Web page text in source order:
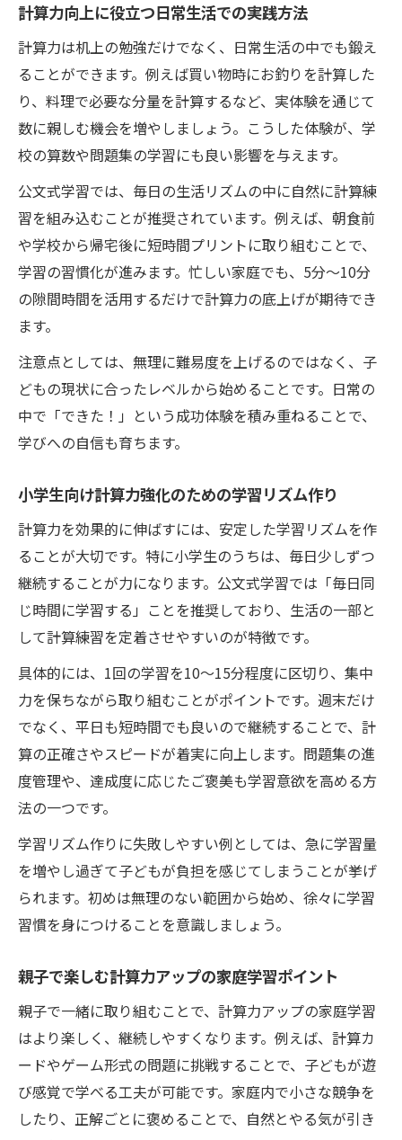
算数の応用力につながる基礎計算力の重要
性
楽しみながら計算力を鍛える学習アイデア
計算ミスを減らすための具体的な取り組み
方
苦手克服に役立つ計算力強化の工夫
計算力が苦手な小学生への効果的な指導法
つまずきを防ぐための計算力対策ポイント
苦手意識をなくす小学生計算力アップ術
反復練習で計算力の苦手を乗り越える方法
繰り返し学習で定着する計算力の極意
計算力定着に不可欠な繰り返し学習のポイ
ント
小学生の計算力を高める反復練習の効果
由
計算力アップを叶える家庭学習の習慣化方
法
計算ミスを減らすための繰り返しトレーニ
ング
計算力向上に役立つ日常生活での実践方法
計算力は机上の勉強だけでなく、日常生活の中でも鍛え
ることができます。例えば買い物時にお釣りを計算した
り、料理で必要な分量を計算するなど、実体験を通じて
数に親しむ機会を増やしましょう。こうした体験が、学
校の算数や問題集の学習にも良い影響を与えます。
公文式学習では、毎日の生活リズムの中に自然に計算練
習を組み込むことが推奨されています。例えば、朝食前
や学校から帰宅後に短時間プリントに取り組むことで、
学習の習慣化が進みます。忙しい家庭でも、5分〜10分
の隙間時間を活用するだけで計算力の底上げが期待でき
ます。
注意点としては、無理に難易度を上げるのではなく、子
どもの現状に合ったレベルから始めることです。日常の
中で「できた！」という成功体験を積み重ねることで、
学びへの自信も育ちます。
小学生向け計算力強化のための学習リズム作り
計算力を効果的に伸ばすには、安定した学習リズムを作
ることが大切です。特に小学生のうちは、毎日少しずつ
継続することが力になります。公文式学習では「毎日同
じ時間に学習する」ことを推奨しており、生活の一部と
して計算練習を定着させやすいのが特徴です。
具体的には、1回の学習を10〜15分程度に区切り、集中
力を保ちながら取り組むことがポイントです。週末だけ
でなく、平日も短時間でも良いので継続することで、計
算の正確さやスピードが着実に向上します。問題集の進
度管理や、達成度に応じたご褒美も学習意欲を高める方
法の一つです。
学習リズム作りに失敗しやすい例としては、急に学習量
を増やし過ぎて子どもが負担を感じてしまうことが挙げ
られます。初めは無理のない範囲から始め、徐々に学習
習慣を身につけることを意識しましょう。
親子で楽しむ計算力アップの家庭学習ポイント
親子で一緒に取り組むことで、計算力アップの家庭学習
はより楽しく、継続しやすくなります。例えば、計算カ
ードやゲーム形式の問題に挑戦することで、子どもが遊
び感覚で学べる工夫が可能です。家庭内で小さな競争を
したり、正解ごとに褒めることで、自然とやる気が引き